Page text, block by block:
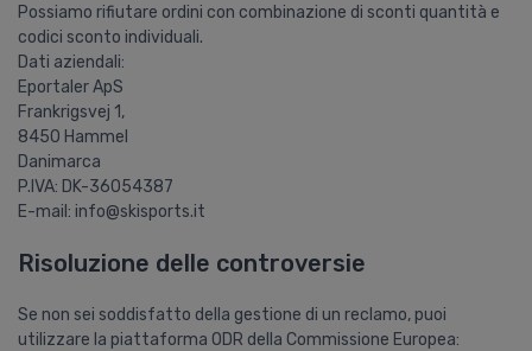
Possiamo rifiutare ordini con combinazione di sconti quantità e
codici sconto individuali.
Dati aziendali:
Eportaler ApS
Frankrigsvej 1,
8450 Hammel
Danimarca
P.IVA: DK-36054387
E-mail: info@skisports.it
Risoluzione delle controversie
Se non sei soddisfatto della gestione di un reclamo, puoi
utilizzare la piattaforma ODR della Commissione Europea: